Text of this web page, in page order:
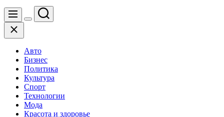
Меню
Цвет
Поиск
Закрыть
Авто
Бизнес
Политика
Культура
Спорт
Технологии
Мода
Красота и здоровье